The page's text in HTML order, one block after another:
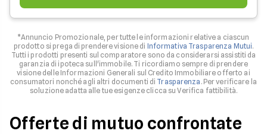
*Annuncio Promozionale, per tutte le informazioni relative a ciascun
prodotto si prega di prendere visione di Informativa Trasparenza Mutui.
Tutti i prodotti presenti sul comparatore sono da considerarsi assistiti da
garanzia di ipoteca sull'immobile. Ti ricordiamo sempre di prendere
visione delle Informazioni Generali sul Credito Immobiliare offerto ai
consumatori nonché agli altri documenti di Trasparenza . Per verificare la
soluzione adatta alle tue esigenze clicca su Verifica fattibilità.
Offerte di mutuo confrontate